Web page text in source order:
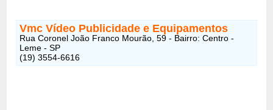
Vmc Vídeo Publicidade e Equipamentos
Rua Coronel João Franco Mourão, 59 - Bairro: Centro -
Leme - SP
(19) 3554-6616